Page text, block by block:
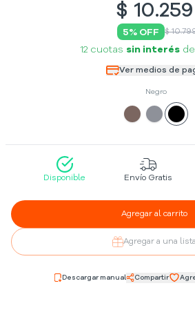
$ 10.259
5% OFF $
12 cuotas sin interés de
Ver medios de
Negro
Disponible Envío Gratis
Agregar al carrito
Agregar a una lista
Descargar manual Compartir